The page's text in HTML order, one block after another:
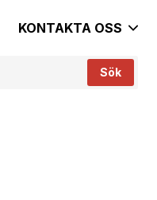
KONTAKTA OSS
Sök